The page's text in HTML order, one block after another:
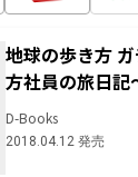
地球の歩き方
方社員の旅日記
D-Books
2018.04.12 発売